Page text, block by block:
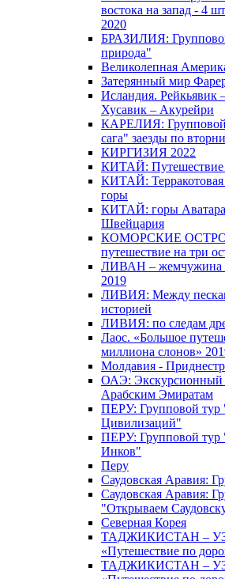
востока на запад - 4
2020
БРАЗИЛИЯ:
природа"
Великолепная
Затерянный мир
Исландия. Рейкьявик
Хусавик – Акурейри
КАРЕЛИЯ: Групповой
сага" заезды по
КИРГИЗИЯ 2022
КИТАЙ: Путешествие
КИТАЙ:
горы
КИТАЙ: горы Аватара
Швейцария
КОМОРСКИЕ
путешествие на три
ЛИВАН – жемчужина
2019
ЛИВИЯ: Между
историей
ЛИВИЯ: по следам
Лаос. «Большое
миллиона слонов»
Молдавия -
ОАЭ: Экскурсионный
Арабским Эмиратам
ПЕРУ: Групповой тур
Цивилизаций"
ПЕРУ: Групповой тур
Инков"
Перу
Саудовская Аравия:
Саудовская Аравия:
"Открываем
Северная Корея
ТАДЖИКИСТАН –
«Путешествие по
ТАДЖИКИСТАН –